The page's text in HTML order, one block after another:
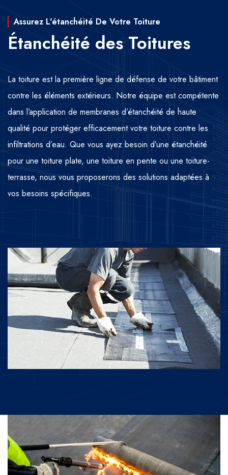
Assurez L'étanchéité De Votre Toiture
Étanchéité des Toitures
La toiture est la première ligne de défense de votre bâtiment
contre les éléments extérieurs. Notre équipe est compétente
dans l’application de membranes d’étanchéité de haute
qualité pour protéger efficacement votre toiture contre les
infiltrations d’eau. Que vous ayez besoin d’une étanchéité
pour une toiture plate, une toiture en pente ou une toiture-
terrasse, nous vous proposerons des solutions adaptées à
vos besoins spécifiques.